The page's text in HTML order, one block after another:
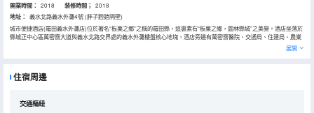
開業時間： 2018 装修時間； 2018
地址：
義水北路義水外灘4號 (胖子麪館隔壁)
城市便捷酒店(羅田義水外灘店)位於著名“板栗之鄉”之稱的羅田縣，這裏素有“板栗之鄉，園林縣城”之美譽。酒店坐落於
縣城正中心區萬密齋大道與義水北路交界處的義水外灘樓盤核心地塊，酒店旁邊有萬密齋醫院、交通局、住建局、農業
銀行、中國人民銀行、農村商業銀行、國税局等單位，以及拔雲尖公園，塔山公園，天堂寨，薄刀鋒、進士河漂流、三
位，在附近100米內還有地下停車場，是廣大顧客朋友們娛樂旅居商務出行的上佳之選。
展開
住宿周邊
交通樞紐